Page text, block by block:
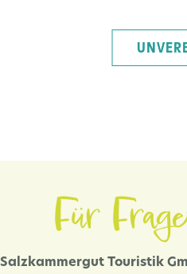
Für
Salzkammergut Touristik